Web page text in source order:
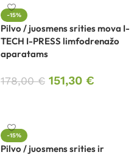
-15%
Pilvo / juosmens srities mova I-
TECH I-PRESS limfodrenažo
aparatams
178,00€ 151,30 €
-15%
Pilvo / juosmens srities ir